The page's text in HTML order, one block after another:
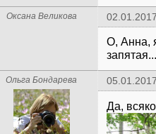
Оксана Великова
О, Анна,
Ольга Бондарева
Да,